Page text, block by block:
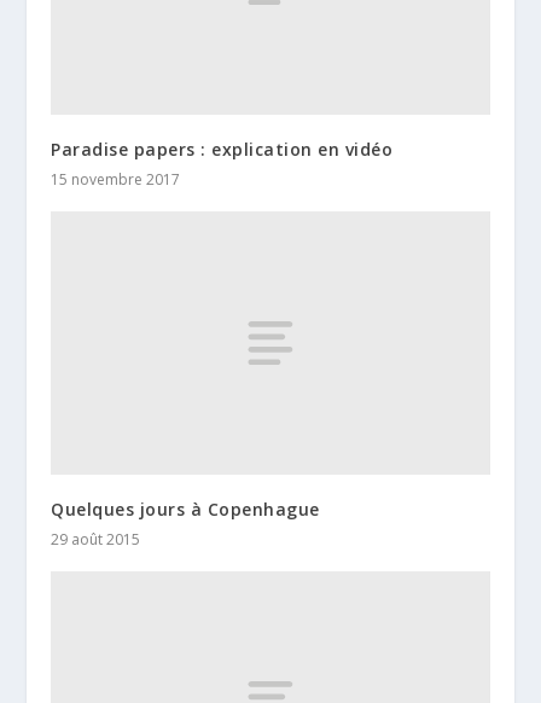
Paradise papers : explication en vidéo
15 novembre 2017
Quelques jours à Copenhague
29 août 2015